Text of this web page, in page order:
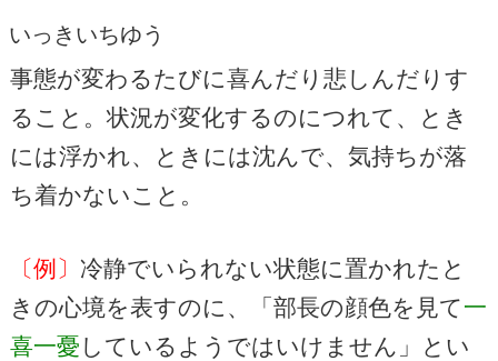
いっきいちゆう
事態が変わるたびに喜んだり悲しんだりす
ること。状況が変化するのにつれて、とき
には浮かれ、ときには沈んで、気持ちが落
ち着かないこと。
〔例〕 冷静でいられない状態に置かれたと
きの心境を表すのに、「部長の顔色を見て一
喜一憂 しているようではいけません」とい